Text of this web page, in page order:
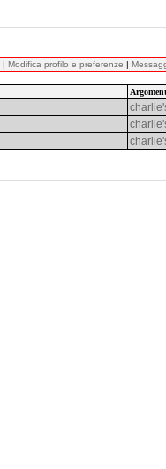
| Modifica profilo e preferenze |